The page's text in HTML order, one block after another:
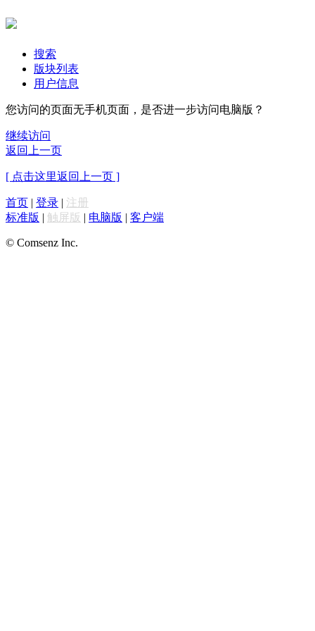
搜索
版块列表
用户信息
您访问的页面无手机页面，是否进一步访问电脑版？
继续访问
返回上一页
[ 点击这里返回上一页 ]
首页 | 登录 | 注册
标准版 | 触屏版 | 电脑版 | 客户端
© Comsenz Inc.